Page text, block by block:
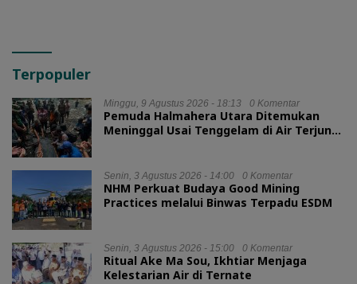
Terpopuler
Minggu, 9 Agustus 2026 - 18:13 0 Komentar
Pemuda Halmahera Utara Ditemukan
Meninggal Usai Tenggelam di Air Terjun
Senin, 3 Agustus 2026 - 14:00 0 Komentar
NHM Perkuat Budaya Good Mining
Practices melalui Binwas Terpadu ESDM
Senin, 3 Agustus 2026 - 15:00 0 Komentar
Ritual Ake Ma Sou, Ikhtiar Menjaga
Kelestarian Air di Ternate